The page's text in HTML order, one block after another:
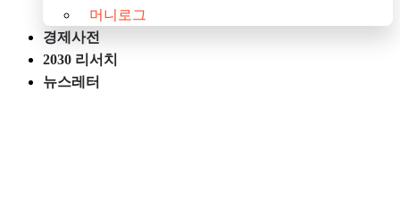
머니로그
경제사전
2030 리서치
뉴스레터